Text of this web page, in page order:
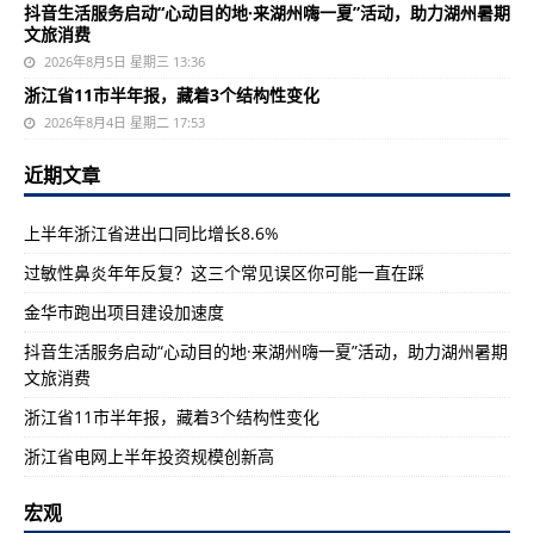
抖音生活服务启动“心动目的地·来湖州嗨一夏”活动，助力湖州暑期
文旅消费
2026年8月5日 星期三 13:36
浙江省11市半年报，藏着3个结构性变化
2026年8月4日 星期二 17:53
近期文章
上半年浙江省进出口同比增长8.6%
过敏性鼻炎年年反复？这三个常见误区你可能一直在踩
金华市跑出项目建设加速度
抖音生活服务启动“心动目的地·来湖州嗨一夏”活动，助力湖州暑期
文旅消费
浙江省11市半年报，藏着3个结构性变化
浙江省电网上半年投资规模创新高
宏观